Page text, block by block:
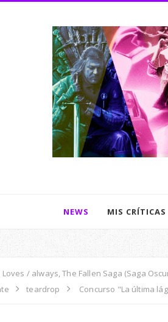
NEWS MIS CRÍTICAS
Loves / always, The Fallen Saga (Saga
teardrop Concurso "La última